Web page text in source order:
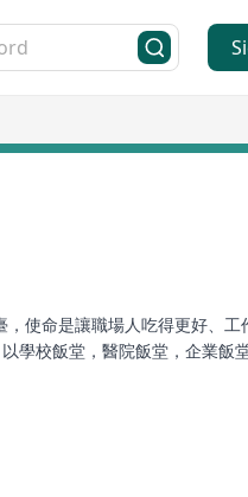
使命是讓職場人吃得更好、
學校飯堂，醫院飯堂，企業飯
等服務，年交易額約15億，